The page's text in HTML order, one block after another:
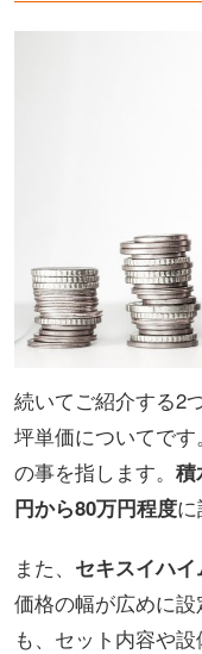
続いてご紹介する2
坪単価についてで
の事を指します。 積
円から80万円程度
また、 セキスイハ
価格の幅が広めに
も、セット内容や